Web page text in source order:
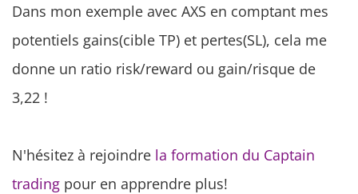
Dans mon exemple avec AXS en comptant mes
potentiels gains(cible TP) et pertes(SL), cela me
donne un ratio risk/reward ou gain/risque de
3,22 !
N'hésitez à rejoindre la formation du Captain
trading pour en apprendre plus!